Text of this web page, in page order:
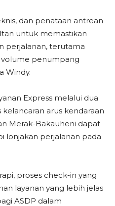
dan penataan antrean
untuk memastikan
perjalanan, terutama
penumpang
Windy.
Express melalui dua
arus kendaraan
Merak-Bakauheni dapat
lonjakan perjalanan pada
proses check-in yang
layanan yang lebih jelas
ASDP dalam